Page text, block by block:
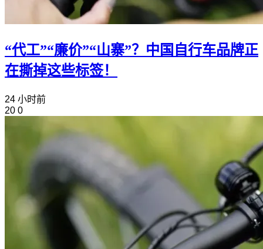
“代工”“廉价”“山寨”？中国自行车品牌正
在撕掉这些标签！
24 小时前
20 0